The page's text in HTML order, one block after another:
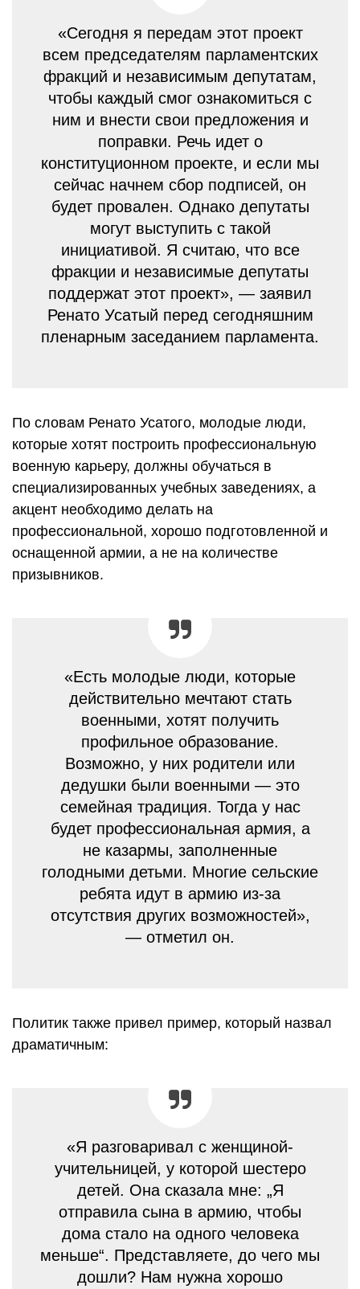
«Сегодня я передам этот проект
всем председателям парламентских
фракций и независимым депутатам,
чтобы каждый смог ознакомиться с
ним и внести свои предложения и
поправки. Речь идет о
конституционном проекте, и если мы
сейчас начнем сбор подписей, он
будет провален. Однако депутаты
могут выступить с такой
инициативой. Я считаю, что все
фракции и независимые депутаты
поддержат этот проект», — заявил
Ренато Усатый перед сегодняшним
пленарным заседанием парламента.
По словам Ренато Усатого, молодые люди,
которые хотят построить профессиональную
военную карьеру, должны обучаться в
специализированных учебных заведениях, а
акцент необходимо делать на
профессиональной, хорошо подготовленной и
оснащенной армии, а не на количестве
призывников.
«Есть молодые люди, которые
действительно мечтают стать
военными, хотят получить
профильное образование.
Возможно, у них родители или
дедушки были военными — это
семейная традиция. Тогда у нас
будет профессиональная армия, а
не казармы, заполненные
голодными детьми. Многие сельские
ребята идут в армию из-за
отсутствия других возможностей»,
— отметил он.
Политик также привел пример, который назвал
драматичным:
«Я разговаривал с женщиной-
учительницей, у которой шестеро
детей. Она сказала мне: „Я
отправила сына в армию, чтобы
дома стало на одного человека
меньше“. Представляете, до чего мы
дошли? Нам нужна хорошо